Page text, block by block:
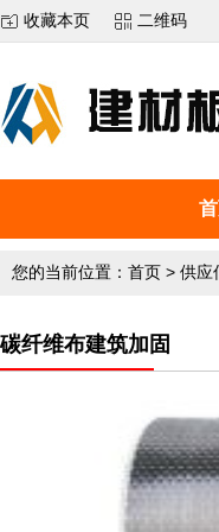
收藏本页 二维码
您的当前位置： 首页 > 供应
碳纤维布建筑加固